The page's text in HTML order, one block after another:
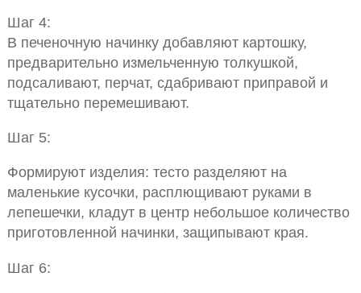
Шаг 4:
В печеночную начинку добавляют картошку,
предварительно измельченную толкушкой,
подсаливают, перчат, сдабривают приправой и
тщательно перемешивают.
Шаг 5:
Формируют изделия: тесто разделяют на
маленькие кусочки, расплющивают руками в
лепешечки, кладут в центр небольшое количество
приготовленной начинки, защипывают края.
Шаг 6: